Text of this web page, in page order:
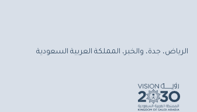
الرياض، جدة، والخبر، المملكة العربية السعودية